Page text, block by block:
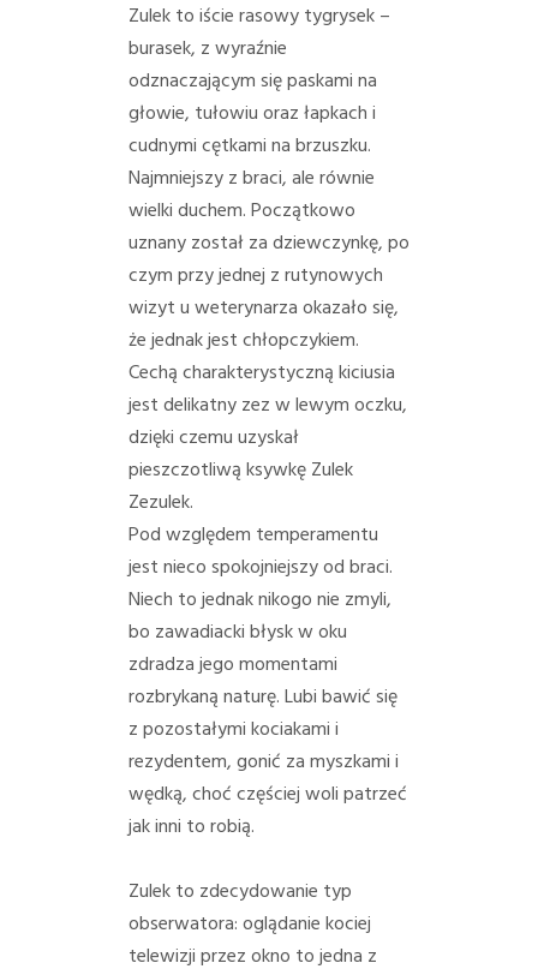
Zulek to iście rasowy tygrysek –
burasek, z wyraźnie
odznaczającym się paskami na
głowie, tułowiu oraz łapkach i
cudnymi cętkami na brzuszku.
Najmniejszy z braci, ale równie
wielki duchem. Początkowo
uznany został za dziewczynkę, po
czym przy jednej z rutynowych
wizyt u weterynarza okazało się,
że jednak jest chłopczykiem.
Cechą charakterystyczną kiciusia
jest delikatny zez w lewym oczku,
dzięki czemu uzyskał
pieszczotliwą ksywkę Zulek
Zezulek.
Pod względem temperamentu
jest nieco spokojniejszy od braci.
Niech to jednak nikogo nie zmyli,
bo zawadiacki błysk w oku
zdradza jego momentami
rozbrykaną naturę. Lubi bawić się
z pozostałymi kociakami i
rezydentem, gonić za myszkami i
wędką, choć częściej woli patrzeć
jak inni to robią.
Zulek to zdecydowanie typ
obserwatora: oglądanie kociej
telewizji przez okno to jedna z